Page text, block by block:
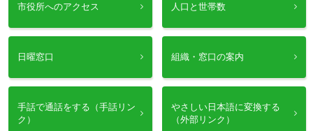
市役所へのアクセス 人口と世帯数
日曜窓口 組織・窓口の案内
手話で通話をする（手話リン
ク）
やさしい日本語に変換する
（外部リンク）